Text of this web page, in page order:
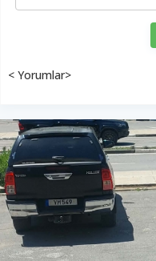
< Yorumlar>